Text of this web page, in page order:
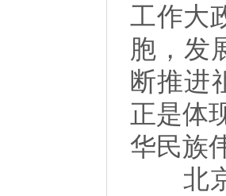
工作大
胞，发
断推进
正是体
华民族
北京